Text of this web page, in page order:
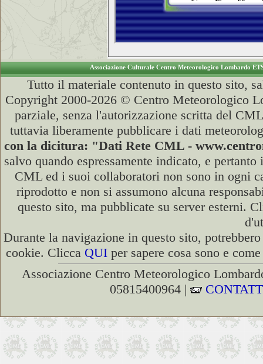
Associazione Culturale Centro Meteorologico Lombardo
Tutto il materiale contenuto in questo sito,
Copyright 2000-2026 © Centro Meteorologico
parziale, senza l'autorizzazione scritta del
tuttavia liberamente pubblicare i dati
con la dicitura: "Dati Rete CML -
salvo quando espressamente indicato, e
CML ed i suoi collaboratori non sono in ogni
riprodotto e non si assumono alcuna
questo sito, ma pubblicate su server esterni.
Durante la navigazione in questo sito,
cookie. Clicca QUI per sapere cosa sono e
Associazione Centro Meteorologico
05815400964 |